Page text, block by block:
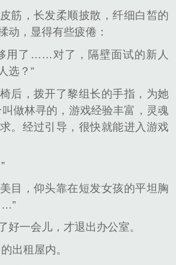
筋，长发柔顺披散，纤细白皙的
动，显得有些疲倦：
用了……对了，隔壁面试的新人
选？”
后，拨开了黎组长的手指，为她
做林寻的，游戏经验丰富，灵魂
。经过引导，很快就能进入游戏
目，仰头靠在短发女孩的平坦胸
好一会儿，才退出办公室。
出租屋内。